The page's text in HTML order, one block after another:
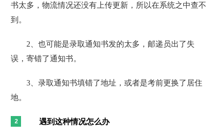
书太多，物流情况还没有上传更新，所以在系统之中查不
到。
2、也可能是录取通知书发的太多，邮递员出了失
误，寄错了通知书。
3、录取通知书填错了地址，或者是考前更换了居住
地。
遇到这种情况怎么办